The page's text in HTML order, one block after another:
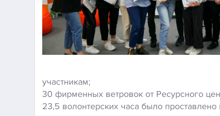
участникам;
30 фирменных ветровок от Ресурсного
23,5 волонтерских часа было